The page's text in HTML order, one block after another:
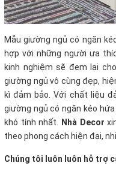
Mẫu giường ngủ có ngăn
hợp với những người ưa
kinh nghiệm sẽ đem lại
giường ngủ vô cùng đẹp,
kì đảm bảo. Với chất liệu
giường ngủ có ngăn kéo hứa
khó tính nhất. Nhà Decor
theo phong cách hiện đại,
Chúng tôi luôn luôn hỗ trợ